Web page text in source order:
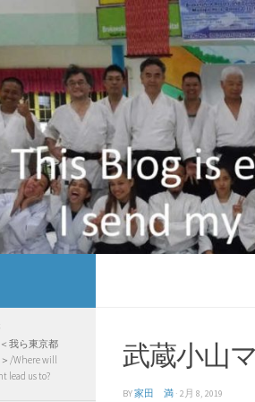
武蔵小山
BY家田 満 · 2月 8, 2019
我ら東京都
/Where will
lead us to?